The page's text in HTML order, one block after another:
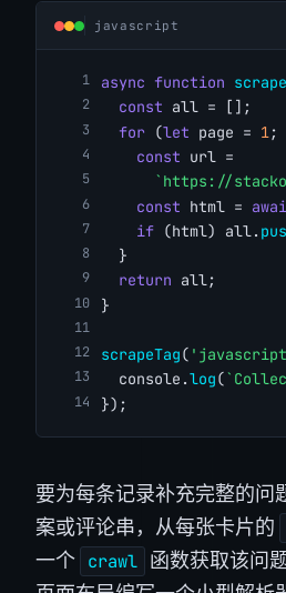
javascript
async function
const all = [];
for (let page = 1;
const url =
`https://
const html =
if (html) all.
  }
return all;
}
scrapeTag(
  console.
log(
});
要为每条记录补充完整的问
案或评论串，从每张卡片的
一个 crawl 函数获取该问